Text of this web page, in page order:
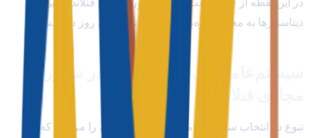
دیتاسنترها به معنای بهره‌مندی از استانداردهای روز دنیاست.
سیستم‌عامل‌های قابل انتخاب در سرور
مجازی فنلاند
تنوع در انتخاب سیستم‌عامل به شما این امکان را می‌دهد که